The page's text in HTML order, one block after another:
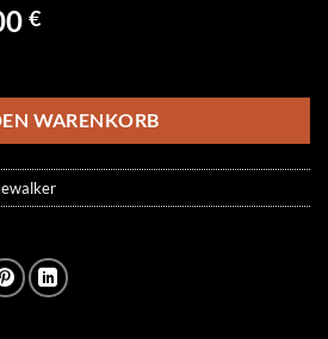
€
€Aktueller
269.00 €.
WARENKORB